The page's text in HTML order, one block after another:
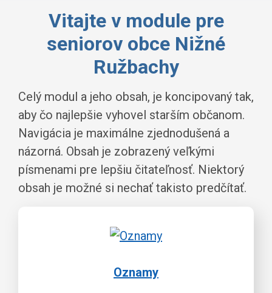
Vitajte v module pre
seniorov obce Nižné
Ružbachy
Celý modul a jeho obsah, je koncipovaný tak,
aby čo najlepšie vyhovel starším občanom.
Navigácia je maximálne zjednodušená a
názorná. Obsah je zobrazený veľkými
písmenami pre lepšiu čitateľnosť. Niektorý
obsah je možné si nechať takisto predčítať.
Oznamy